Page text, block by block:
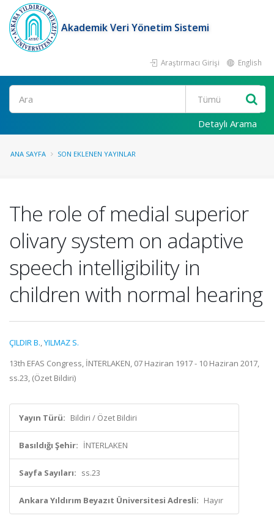
Akademik Veri Yönetim Sistemi
Araştırmacı Girişi English
Ara
Detaylı Arama
ANA SAYFA SON EKLENEN YAYINLAR
The role of medial superior
olivary system on adaptive
speech intelligibility in
children with normal hearing
ÇILDIR B.,YILMAZ S.
13th EFAS Congress, İNTERLAKEN, 07 Haziran 1917 - 10 Haziran 2017,
ss.23, (Özet Bildiri)
Yayın Türü: Bildiri / Özet Bildiri
Basıldığı Şehir: İNTERLAKEN
Sayfa Sayıları: ss.23
Ankara Yıldırım Beyazıt Üniversitesi Adresli: Hayır